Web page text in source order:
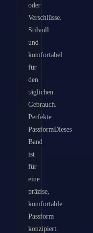
oder
Verschlüsse.
Stilvoll
und
komfortabel
für
den
täglichen
Gebrauch.
Perfekte
PassformDieses
Band
ist
für
eine
präzise,
komfortable
Passform
konzipiert.